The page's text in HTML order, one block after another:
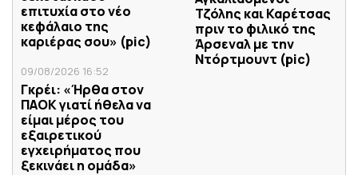
επιτυχία στο νέο
κεφάλαιο της
καριέρας σου» (pic)
09/08/2026 16:52
Γκρέι: «Ήρθα στον
ΠΑΟΚ γιατί ήθελα να
είμαι μέρος του
εξαιρετικού
εγχειρήματος που
ξεκινάει η ομάδα»
Τζόλης και Καρέτσας
πριν το φιλικό της
Άρσεναλ με την
Ντόρτμουντ (pic)